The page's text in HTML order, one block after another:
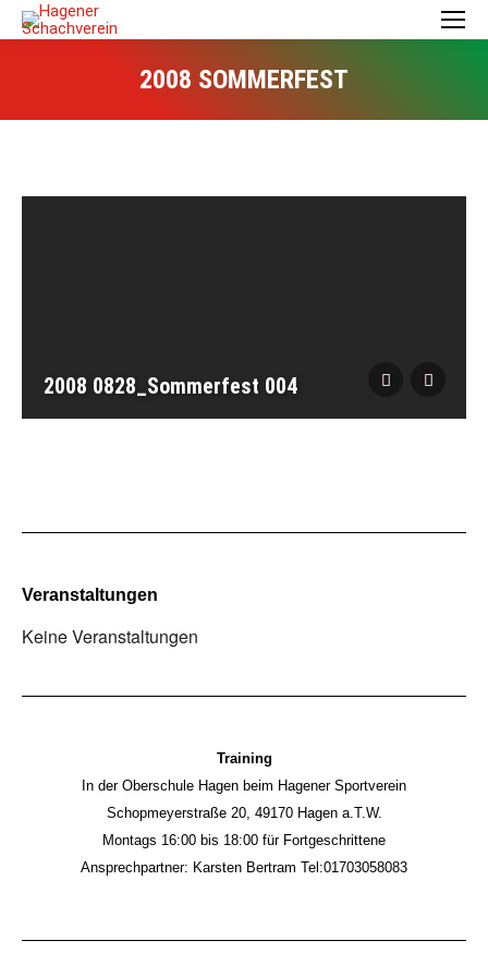
2008 SOMMERFEST
2008 0828_Sommerfest 004
Veranstaltungen
Keine Veranstaltungen
Training
In der Oberschule Hagen beim Hagener Sportverein
Schopmeyerstraße 20, 49170 Hagen a.T.W.
Montags 16:00 bis 18:00 für Fortgeschrittene
Ansprechpartner: Karsten Bertram Tel:01703058083